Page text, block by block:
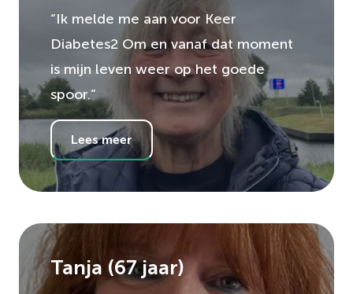
“Ik melde me aan voor Keer
Diabetes2 Om en vanaf dat moment
is mijn leven weer op het goede
spoor.”
Lees meer
Tanja (67jaar)